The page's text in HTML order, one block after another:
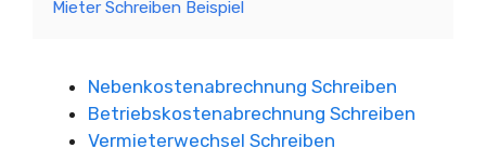
Mieter Schreiben Beispiel
Nebenkostenabrechnung Schreiben
Betriebskostenabrechnung Schreiben
Vermieterwechsel Schreiben